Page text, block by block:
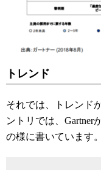
トレンド
それでは、トレンド
ントリでは、Gartner
の様に書いています。